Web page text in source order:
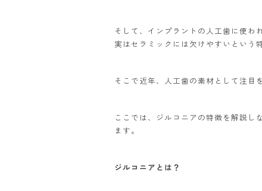
そして、インプラントの人工歯に使わ
実はセラミックには欠けやすいという
そこで近年、人工歯の素材として注目
ここでは、ジルコニアの特徴を解説し
ます。
ジルコニアとは？